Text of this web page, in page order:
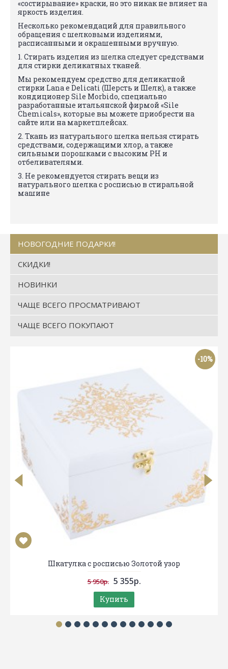
«состирывание» краски, но это никак не влияет на
яркость изделия.
Несколько рекомендаций для правильного
обращения с шелковыми изделиями,
расписанными и окрашенными вручную.
1. Стирать изделия из шелка следует средствами
для стирки деликатных тканей.
Мы рекомендуем средство для деликатной
стирки Lana e Delicati (Шерсть и Шелк), а также
кондиционер Sile Morbido, специально
разработанные итальянской фирмой «Sile
Chemicals», которые вы можете приобрести на
сайте или на маркетплейсах.
2. Ткань из натурального шелка нельзя стирать
средствами, содержащими хлор, а также
сильными порошками с высоким PH и
отбеливателями.
3. Не рекомендуется стирать вещи из
натурального шелка с росписью в стиральной
машине
НОВОГОДНИЕ ПОДАРКИ!
СКИДКИ!
НОВИНКИ
ЧАЩЕ ВСЕГО ПРОСМАТРИВАЮТ
ЧАЩЕ ВСЕГО ПОКУПАЮТ
-10%
Шкатулка с росписью Золотой узор
5 950р. 5 355р.
Купить